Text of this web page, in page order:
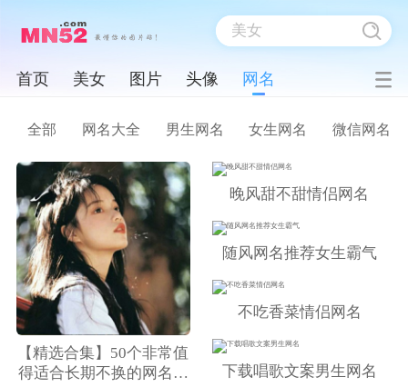
首页 美女 图片 头像 网名
全部 网名大全 男生网名 女生网名 微信网名
【精选合集】50个非常值
得适合长期不换的网名，
晚风甜不甜情侣网名
随风网名推荐女生霸气
不吃香菜情侣网名
下载唱歌文案男生网名